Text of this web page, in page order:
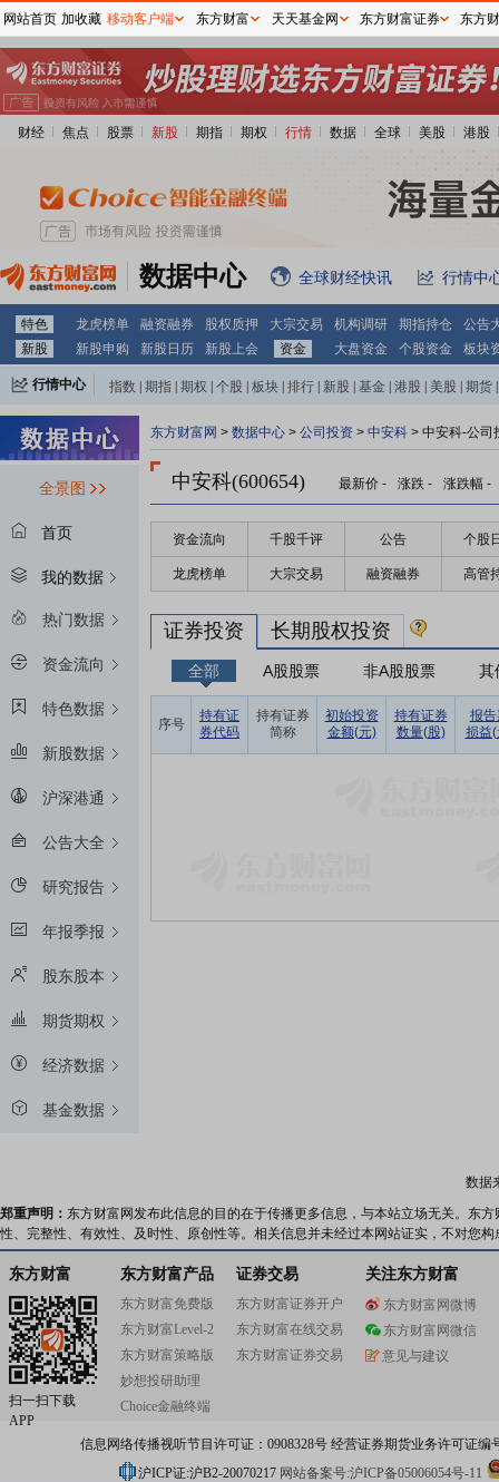
财经 焦点 股票 新股 期指 期权 行情 数据 全球 美股 港股
数据中心 全球财经快讯 行情中
特色 龙虎榜单 融资融券 股权质押 大宗交易 机构调研 期指持仓
公告
新股
新股申购 新股日历 新股上会 资金 大盘资金 个股资金 板块
行情中心 指数 期指 期权 个股 板块 排行 新股 基金 港股 美股 期货
全景图
首页
我的数据
热门数据
资金流向
特色数据
新股数据
沪深港通
公告大全
研究报告
年报季报
股东股本
期货期权
经济数据
基金数据
东方财富网 > 数据中心 > 公司投资 > 中安科 > 中安科-公司
中安科(600654) 最新价 - 涨跌 - 涨跌幅 -
资金流向 千股千评 公告 个股
龙虎榜单 大宗交易 融资融券 高管
证券投资 长期股权投资
全部 A股股票 非A股股票 其
序号
持有证
券代码
持有证券
简称
初始投资
金额(元)
持有证券
数量(股)
报告
损益(
数据
郑重声明： 东方财富网发布此信息的目的在于传播更多信息，与本站立场无关。东
性、完整性、有效性、及时性、原创性等。相关信息并未经过本网站证实，不对您
东方财富
扫一扫下载
APP
东方财富产品
东方财富免费版
东方财富Level-2
东方财富策略版
妙想投研助理
Choice金融终端
证券交易
东方财富证券开户
东方财富在线交易
东方财富证券交易
关注东方财富
东方财富网微博
东方财富网微信
意见与建议
信息网络传播视听节目许可证：0908328号 经营证券期货业务许可证编
沪ICP证:沪B2-20070217 网站备案号:沪ICP备05006054号-11
网站首页 加收藏 移动客户端 东方财富 天天基金网 东方财富证券 东方